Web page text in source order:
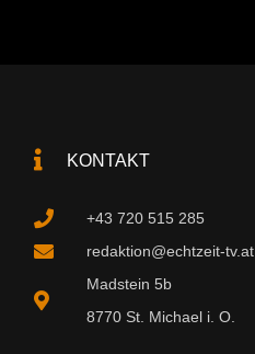
KONTAKT
+43 720 515 285
redaktion@echtzeit-tv.at
Madstein 5b
8770 St. Michael i. O.